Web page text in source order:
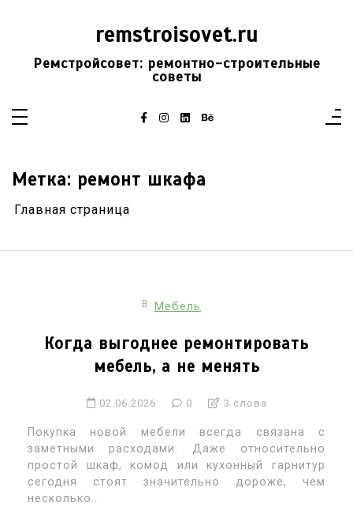
remstroisovet.ru
Ремстройсовет: ремонтно-строительные
советы
Метка: ремонт шкафа
Главная страница
В Мебель
Когда выгоднее ремонтировать
мебель, а не менять
02.06.2026 0 3 слова
Покупка новой мебели всегда связана с
заметными расходами. Даже относительно
простой шкаф, комод или кухонный гарнитур
сегодня стоят значительно дороже, чем
несколько...